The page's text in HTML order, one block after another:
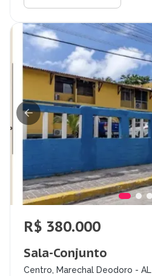
R$ 380.000
Sala-Conjunto
Centro, Marechal Deodoro - AL